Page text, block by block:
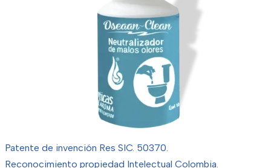
Patente de invención Res SIC. 50370.
Reconocimiento propiedad Intelectual Colombia.